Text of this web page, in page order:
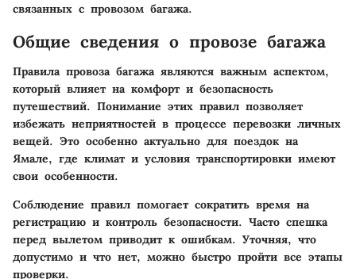
связанных с провозом багажа.
Общие сведения о провозе багажа
Правила провоза багажа являются важным аспектом,
который влияет на комфорт и безопасность
путешествий. Понимание этих правил позволяет
избежать неприятностей в процессе перевозки личных
вещей. Это особенно актуально для поездок на
Ямале, где климат и условия транспортировки имеют
свои особенности.
Соблюдение правил помогает сократить время на
регистрацию и контроль безопасности. Часто спешка
перед вылетом приводит к ошибкам. Уточняя, что
допустимо и что нет, можно быстро пройти все этапы
проверки.